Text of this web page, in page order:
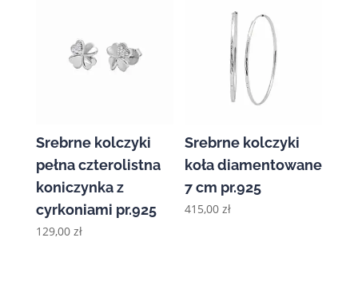
Srebrne kolczyki
pełna czterolistna
koniczynka z
cyrkoniami pr.925
129,00 zł
Srebrne kolczyki
koła diamentowane
7 cm pr.925
415,00zł